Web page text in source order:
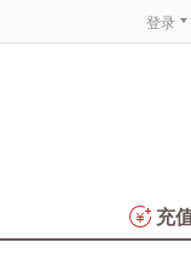
登录
充